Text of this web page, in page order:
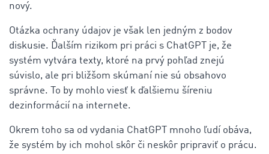
nový.
Otázka ochrany údajov je však len jedným z bodov
diskusie. Ďalším rizikom pri práci s ChatGPT je, že
systém vytvára texty, ktoré na prvý pohľad znejú
súvislo, ale pri bližšom skúmaní nie sú obsahovo
správne. To by mohlo viesť k ďalšiemu šíreniu
dezinformácií na internete.
Okrem toho sa od vydania ChatGPT mnoho ľudí obáva,
že systém by ich mohol skôr či neskôr pripraviť o prácu.